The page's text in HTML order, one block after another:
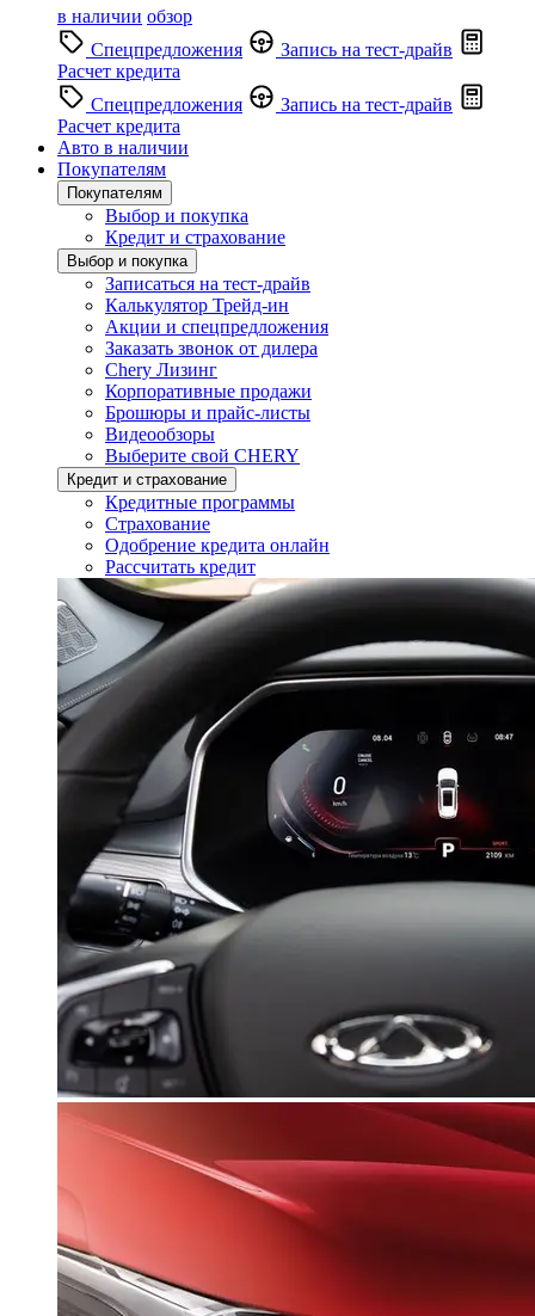
в наличии обзор
Спецпредложения
Запись на тест-драйв
Расчет кредита
Спецпредложения
Запись на тест-драйв
Расчет кредита
Авто в наличии
Покупателям
Покупателям
Выбор и покупка
Кредит и страхование
Выбор и покупка
Записаться на тест-драйв
Калькулятор Трейд-ин
Акции и спецпредложения
Заказать звонок от дилера
Chery Лизинг
Корпоративные продажи
Брошюры и прайс-листы
Видеообзоры
Выберите свой CHERY
Кредит и страхование
Кредитные программы
Страхование
Одобрение кредита онлайн
Рассчитать кредит